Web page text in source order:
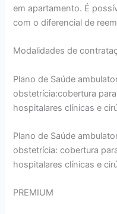
em apartamento. É
com o diferencial de
Modalidades de
Plano de Saúde
obstetrícia:cobertura
hospitalares clínicas e
Plano de Saúde
obstetrícia: cobertura
hospitalares clínicas e
PREMIUM